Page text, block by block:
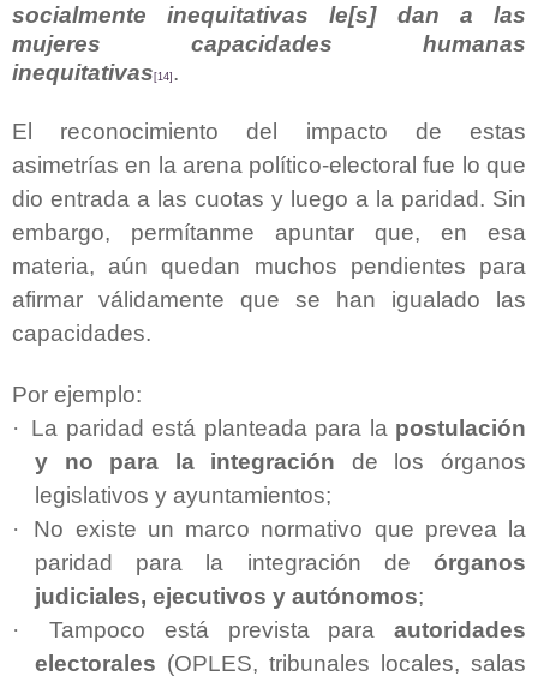
socialmente inequitativas le[s] dan a las
mujeres capacidades humanas
inequitativas [14] .
El reconocimiento del impacto de estas
asimetrías en la arena político-electoral fue lo que
dio entrada a las cuotas y luego a la paridad. Sin
embargo, permítanme apuntar que, en esa
materia, aún quedan muchos pendientes para
afirmar válidamente que se han igualado las
capacidades.
Por ejemplo:
·
La paridad está planteada para la postulación
y no para la integración de los órganos
legislativos y ayuntamientos;
·
No existe un marco normativo que prevea la
paridad para la integración de órganos
judiciales, ejecutivos y autónomos;
·
Tampoco está prevista paraautoridades
electorales (OPLES, tribunales locales, salas